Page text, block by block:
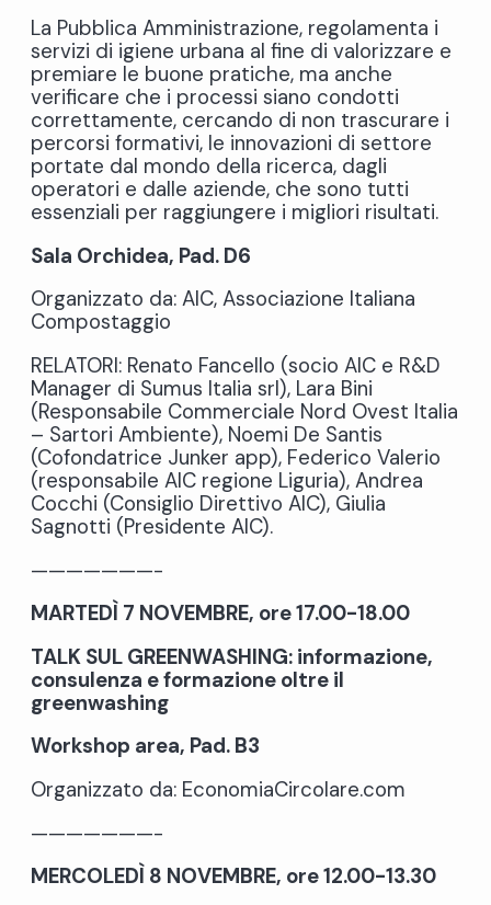
La Pubblica Amministrazione, regolamenta i
servizi di igiene urbana al fine di valorizzare e
premiare le buone pratiche, ma anche
verificare che i processi siano condotti
correttamente, cercando di non trascurare i
percorsi formativi, le innovazioni di settore
portate dal mondo della ricerca, dagli
operatori e dalle aziende, che sono tutti
essenziali per raggiungere i migliori risultati.
Sala Orchidea, Pad. D6
Organizzato da: AIC, Associazione Italiana
Compostaggio
RELATORI: Renato Fancello (socio AIC e R&D
Manager di Sumus Italia srl), Lara Bini
(Responsabile Commerciale Nord Ovest Italia
– Sartori Ambiente), Noemi De Santis
(Cofondatrice Junker app), Federico Valerio
(responsabile AIC regione Liguria), Andrea
Cocchi (Consiglio Direttivo AIC), Giulia
Sagnotti (Presidente AIC).
———————-
MARTEDÌ 7 NOVEMBRE, ore 17.00-18.00
TALK SUL GREENWASHING: informazione,
consulenza e formazione oltre il
greenwashing
Workshop area, Pad. B3
Organizzato da: EconomiaCircolare.com
———————-
MERCOLEDÌ 8 NOVEMBRE, ore 12.00-13.30